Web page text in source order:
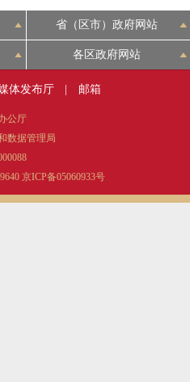
省（区市）政府网站
各区政府网站
体发布厅 邮箱
公厅
数据管理局
京ICP备05060933号